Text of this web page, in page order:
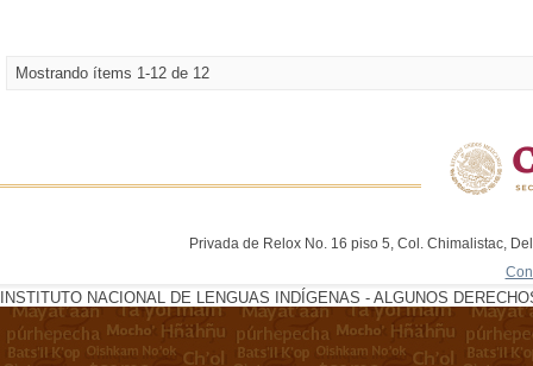
Mostrando ítems 1-12 de 12
Privada de Relox No. 16 piso 5, Col. Chimalistac,
INSTITUTO NACIONAL DE LENGUAS INDÍGENAS - ALGUNOS